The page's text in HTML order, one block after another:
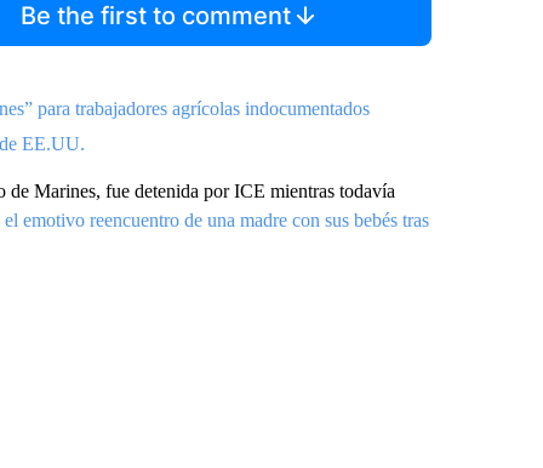
Be the first to comment
para trabajadores agrícolas indocumentados
EE.UU.
de Marines, fue detenida por ICE mientras todavía
emotivo reencuentro de una madre con sus bebés tras